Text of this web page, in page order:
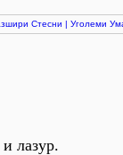
Стесни | Уголеми
лазур.